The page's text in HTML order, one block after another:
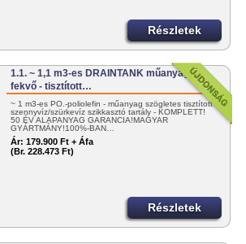
Részletek
1.1. ~ 1,1 m3-es DRAINTANK műanyag -
fekvő - tisztított…
~ 1 m3-es PO.-poliolefin - műanyag szögletes tisztított
szennyvíz/szürkevíz szikkasztó tartály - KOMPLETT!
50 ÉV ALAPANYAG GARANCIA!MAGYAR
GYÁRTMÁNY!100%-BAN…
Ár: 179.900 Ft + Áfa
(Br. 228.473 Ft)
Részletek